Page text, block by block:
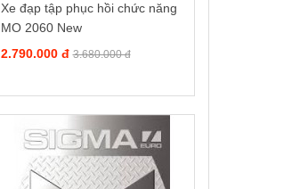
Xe đạp tập phục hồi chức năng
MO 2060 New
2.790.000 đ 3.680.000 đ